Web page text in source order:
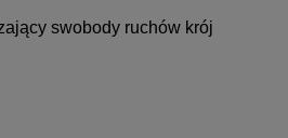
swobody ruchów krój